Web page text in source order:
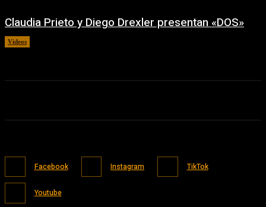
Claudia Prieto y Diego Drexler presentan «DOS»
Videos
Facebook Instagram TikTok
Youtube